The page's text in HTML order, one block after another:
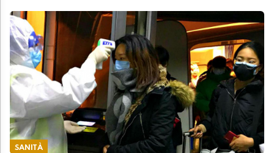
SANITÀ